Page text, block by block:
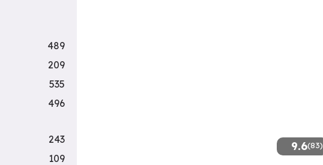
9.6(83)
489
209
535
496
243
109